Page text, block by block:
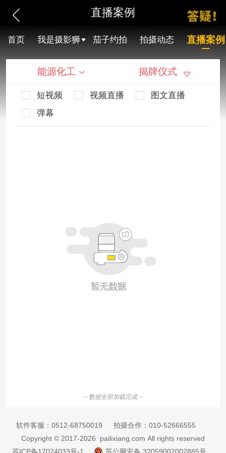
直播案例
首页 我是摄影狮 茄子约拍 拍摄动态 直播案例
能源化工 揭牌仪式
短视频 视频直播
图文直播
弹幕
-- 数据全部加载完成 --
软件客服： 0512-68750019 拍摄合作： 010-52666555
Copyright © 2017-2026 pailixiang.com All rights reserved
苏ICP备17024033号-1
苏公网安备 32059002002885号